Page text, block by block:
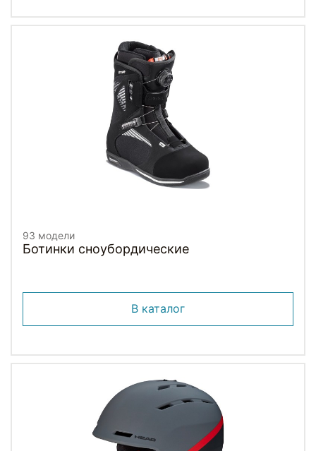
93 модели
Ботинки сноубордические
В каталог